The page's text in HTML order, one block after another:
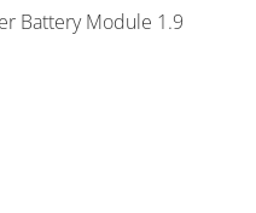
Battery Module 1.9